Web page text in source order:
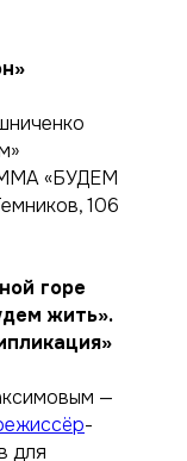
«БУДЕМ
106
горе
жить».
—
-
для